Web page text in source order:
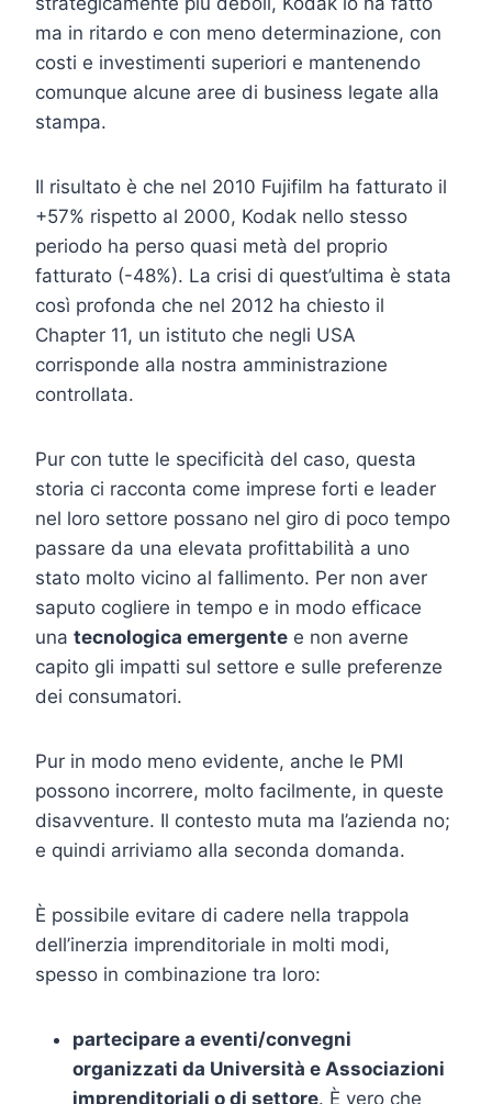
ma in ritardo e con meno determinazione, con
costi e investimenti superiori e mantenendo
comunque alcune aree di business legate alla
stampa.
Il risultato è che nel 2010 Fujifilm ha fatturato il
+57% rispetto al 2000, Kodak nello stesso
periodo ha perso quasi metà del proprio
fatturato (-48%). La crisi di quest’ultima è stata
così profonda che nel 2012 ha chiesto il
Chapter 11, un istituto che negli USA
corrisponde alla nostra amministrazione
controllata.
Pur con tutte le specificità del caso, questa
storia ci racconta come imprese forti e leader
nel loro settore possano nel giro di poco tempo
passare da una elevata profittabilità a uno
stato molto vicino al fallimento. Per non aver
saputo cogliere in tempo e in modo efficace
una tecnologica emergente e non averne
capito gli impatti sul settore e sulle preferenze
dei consumatori.
Pur in modo meno evidente, anche le PMI
possono incorrere, molto facilmente, in queste
disavventure. Il contesto muta ma l’azienda no;
e quindi arriviamo alla seconda domanda.
È possibile evitare di cadere nella trappola
dell’inerzia imprenditoriale in molti modi,
spesso in combinazione tra loro:
partecipare a eventi/convegni
organizzati da Università e Associazioni
imprenditoriali o di settore. È vero che